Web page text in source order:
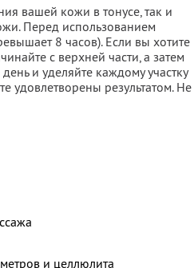
вашей кожи в тонусе, так и
Перед использованием
8 часов). Если вы хотите
с верхней части, а затем
и уделяйте каждому участку
удовлетворены результатом. Не
и целлюлита